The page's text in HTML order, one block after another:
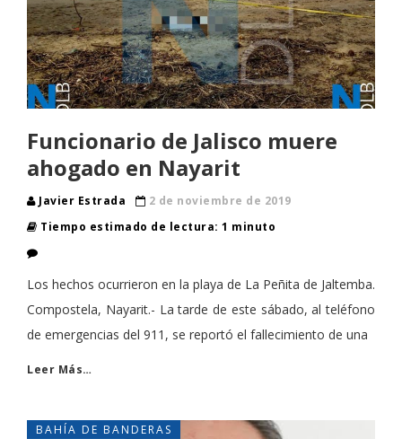
Funcionario de Jalisco muere
ahogado en Nayarit
Javier Estrada
2 de noviembre de 2019
Tiempo estimado de lectura: 1 minuto
Los hechos ocurrieron en la playa de La Peñita de Jaltemba.
Compostela, Nayarit.- La tarde de este sábado, al teléfono
de emergencias del 911, se reportó el fallecimiento de una
Leer Más…
BAHÍA DE BANDERAS